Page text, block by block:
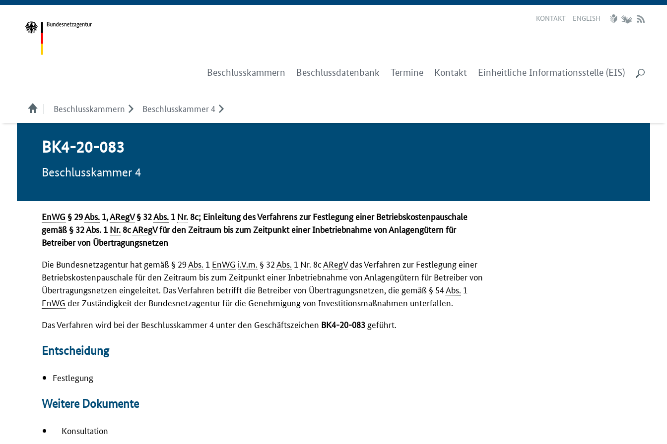
KONTAKT ENGLISH
Beschlusskammern Beschlussdatenbank Termine Kontakt Einheitliche Informationsstelle (EIS)
Beschlusskammern Beschlusskammer 4
BK4-20-083
Beschlusskammer 4
EnWG § 29Abs. 1,ARegV§ 32Abs. 1 Nr. 8c; Einleitung des Verfahrens zur Festlegung einer Betriebskostenpauschale
gemäß § 32Abs. 1 Nr. 8cARegVfür den Zeitraum bis zum Zeitpunkt einer Inbetriebnahme von Anlagengütern für
Betreiber von Übertragungsnetzen
Die Bundesnetzagentur hat gemäß § 29Abs. 1 EnWG i.V.m. § 32Abs. 1 Nr. 8cARegVdas Verfahren zur Festlegung einer
Betriebskostenpauschale für den Zeitraum bis zum Zeitpunkt einer Inbetriebnahme von Anlagengütern für Betreiber von
Übertragungsnetzen eingeleitet. Das Verfahren betrifft die Betreiber von Übertragungsnetzen, die gemäß § 54Abs. 1
EnWG der Zuständigkeit der Bundesnetzagentur für die Genehmigung von Investitionsmaßnahmen unterfallen.
Das Verfahren wird bei der Beschlusskammer 4 unter den Geschäftszeichen BK4-20-083 geführt.
Entscheidung
Festlegung
Weitere Dokumente
Konsultation